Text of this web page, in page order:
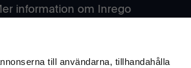
till användarna, tillhandahålla
information om Inrego
du funderingar kring återanvändning
ni skola eller offentlig sektor?